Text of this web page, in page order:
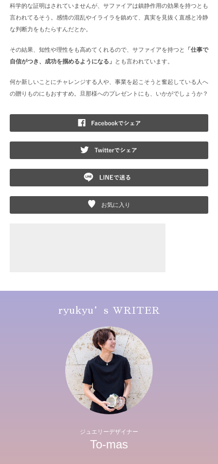
科学的な証明はされていませんが、サファイアは鎮静作用の効果を持つとも
言われてるそう。感情の混乱やイライラを鎮めて、真実を見抜く直感と冷静
な判断力をもたらすんだとか。
その結果、知性や理性をも高めてくれるので、サファイアを持つと
「仕事で
自信がつき、成功を掴めるようになる」 とも言われています。
何か新しいことにチャレンジする人や、事業を起こそうと奮起している人へ
の贈りものにもおすすめ。旦那様へのプレゼントにも、いかがでしょうか？
お気に入り
ryukyu’s WRITER
ジュエリーデザイナー
To-mas